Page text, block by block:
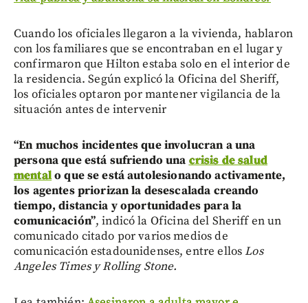
Cuando los oficiales llegaron a la vivienda, hablaron
con los familiares que se encontraban en el lugar y
confirmaron que Hilton estaba solo en el interior de
la residencia. Según explicó la Oficina del Sheriff,
los oficiales optaron por mantener vigilancia de la
situación antes de intervenir
“En muchos incidentes que involucran a una
persona que está sufriendo una crisis de salud
mentalo que se está autolesionando activamente,
los agentes priorizan la desescalada creando
tiempo, distancia y oportunidades para la
comunicación”, indicó la Oficina del Sheriff en un
comunicado citado por varios medios de
comunicación estadounidenses, entre ellosLos
Angeles Times y Rolling Stone.